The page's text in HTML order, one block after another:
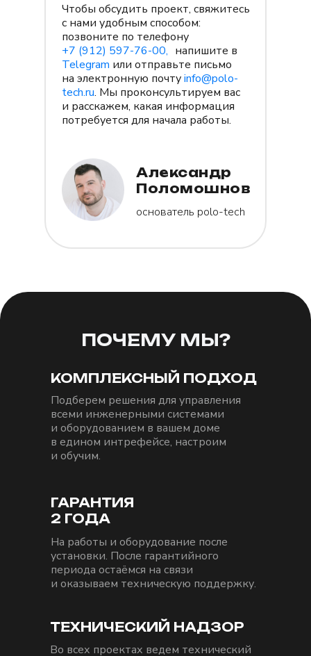
Александр
Поломошнов
Чтобы обсудить проект, свяжитесь
с нами удобным способом:
позвоните по телефону
+7 (912) 597-76-00, напишите в
Telegram или отправьте письмо
на электронную почтуinfo@polo-
tech.ru. Мы проконсультируем вас
и расскажем, какая информация
потребуется для начала работы.
основатель polo-tech
ПОЧЕМУ МЫ?
Подберем решения для управления
всеми инженерными системами
и оборудованием в вашем доме
в едином интрефейсе, настроим
и обучим.
КОМПЛЕКСНЫЙ ПОДХОД
На работы и оборудование после
установки. После гарантийного
периода остаёмся на связи
и оказываем техническую поддержку.
ГАРАНТИЯ
2 ГОДА
Во всех проектах ведем технический
ТЕХНИЧЕСКИЙ НАДЗОР